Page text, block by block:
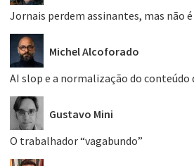
Jornais perdem assinantes, mas não é
Michel Alcoforado
AI slop e a normalização do conteúdo
Gustavo Mini
O trabalhador “vagabundo”